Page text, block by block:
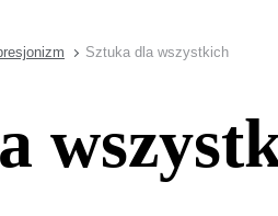
Sztuka dla wszystkich